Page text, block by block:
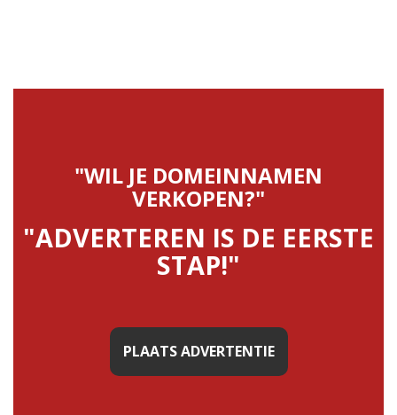
"WIL JE DOMEINNAMEN
VERKOPEN?"
"ADVERTEREN IS DE EERSTE
STAP!"
PLAATS ADVERTENTIE